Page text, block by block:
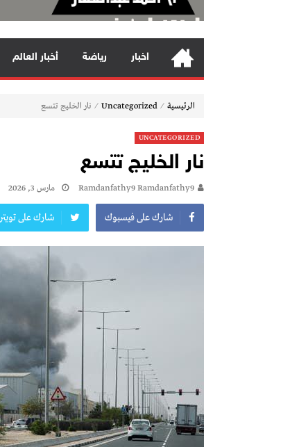
اخبار رياضة أخبار العالم
الرئيسية ⁄
Uncategorized
⁄ نار الخليج تتسع
UNCATEGORIZED
نار الخليج تتسع
Ramdanfathy9 Ramdanfathy9 مارس 3, 2026
شارك على فيسبوك شارك على تويتر